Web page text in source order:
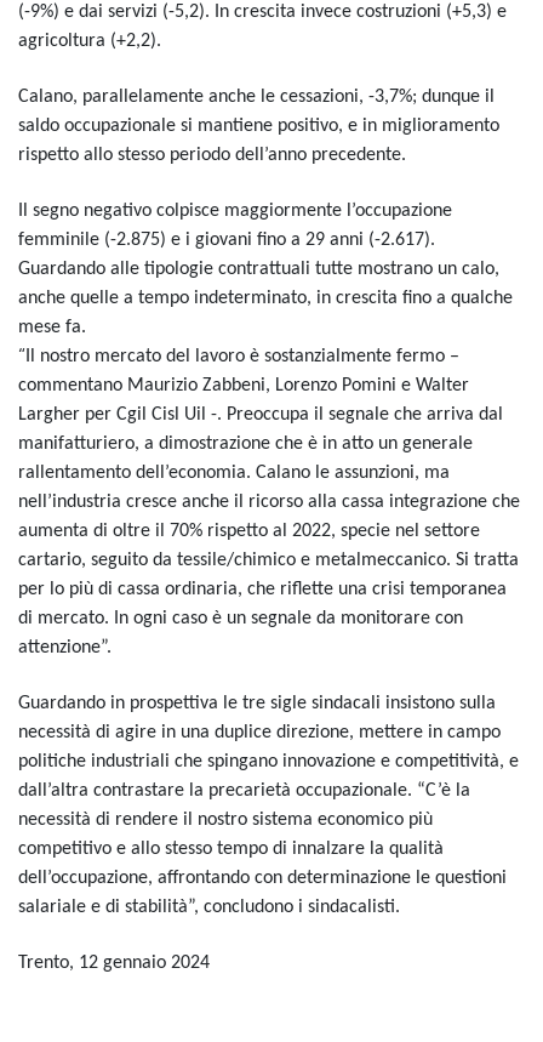
(-9%) e dai servizi (-5,2). In crescita invece costruzioni (+5,3) e
agricoltura (+2,2).
Calano, parallelamente anche le cessazioni, -3,7%; dunque il
saldo occupazionale si mantiene positivo, e in miglioramento
rispetto allo stesso periodo dell’anno precedente.
Il segno negativo colpisce maggiormente l’occupazione
femminile (-2.875) e i giovani fino a 29 anni (-2.617).
Guardando alle tipologie contrattuali tutte mostrano un calo,
anche quelle a tempo indeterminato, in crescita fino a qualche
mese fa.
“ Il nostro mercato del lavoro è sostanzialmente fermo –
commentano Maurizio Zabbeni, Lorenzo Pomini e Walter
Largher per Cgil Cisl Uil -. Preoccupa il segnale che arriva dal
manifatturiero, a dimostrazione che è in atto un generale
rallentamento dell’economia. Calano le assunzioni, ma
nell’industria cresce anche il ricorso alla cassa integrazione che
aumenta di oltre il 70% rispetto al 2022, specie nel settore
cartario, seguito da tessile/chimico e metalmeccanico. Si tratta
per lo più di cassa ordinaria, che riflette una crisi temporanea
di mercato. In ogni caso è un segnale da monitorare con
attenzione”.
Guardando in prospettiva le tre sigle sindacali insistono sulla
necessità di agire in una duplice direzione, mettere in campo
politiche industriali che spingano innovazione e competitività, e
dall’altra contrastare la precarietà occupazionale. “C’è la
necessità di rendere il nostro sistema economico più
competitivo e allo stesso tempo di innalzare la qualità
dell’occupazione, affrontando con determinazione le questioni
salariale e di stabilità”, concludono i sindacalisti.
Trento, 12 gennaio 2024